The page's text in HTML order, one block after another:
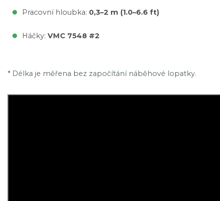
Pracovní hloubka: 0,3–2 m (1.0–6.6 ft)
Háčky: VMC 7548 #2
* Délka je měřena bez započítání náběhové lopatky.